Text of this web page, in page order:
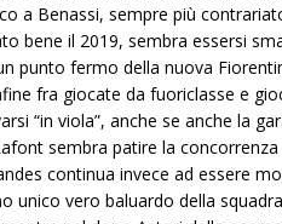
a Benassi, sempre più
bene il 2019, sembra essersi
punto fermo della nuova
fra giocate da fuoriclasse e
“in viola”, anche se anche la
sembra patire la
continua invece ad essere
unico vero baluardo della